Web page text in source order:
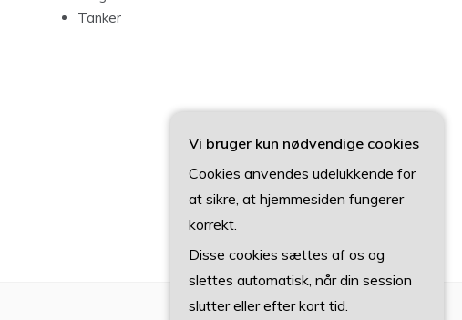
Tanker
Vi bruger kun nødvendige cookies
Cookies anvendes udelukkende for
at sikre, at hjemmesiden fungerer
korrekt.
Disse cookies sættes af os og
slettes automatisk, når din session
slutter eller efter kort tid.